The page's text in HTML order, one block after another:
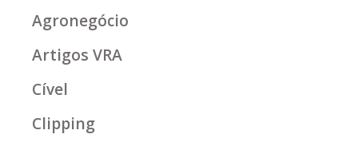
Agronegócio
Artigos VRA
Cível
Clipping